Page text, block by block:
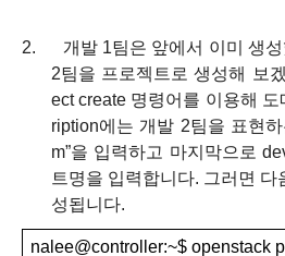
2. 개발 1팀은 앞에서 이미 생
2팀을 프로젝트로 생성해 보
ect create 명령어를 이용해 도
ription에는 개발 2팀을 표현
m”을 입력하고 마지막으로
트명을 입력합니다. 그러면 다
성됩니다.
nalee@controller:~$openstack